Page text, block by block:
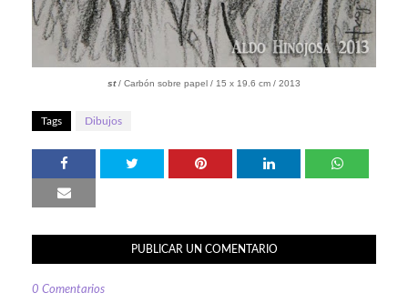
st/ Carbón sobre papel / 15 x 19.6 cm / 2013
Tags Dibujos
PUBLICAR UN COMENTARIO
0 Comentarios